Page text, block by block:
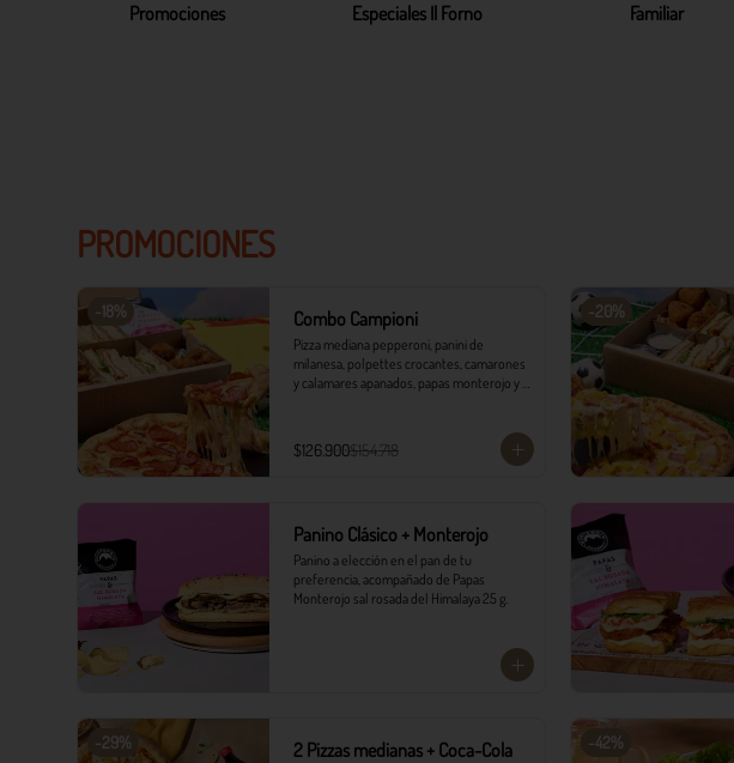
Promociones Especiales Il Forno Familiar
PROMOCIONES
-18% Combo Campioni
Pizza mediana pepperoni, panini de
milanesa, polpettes crocantes, camarones
y calamares apanados, papas monterojo y
$126.900$154.718
-20%
Panino Clásico + Monterojo
Panino a elección en el pan de tu
preferencia, acompañado de Papas
Monterojo sal rosada del Himalaya 25 g.
-29%
2 Pizzas medianas + Coca-Cola
-42%